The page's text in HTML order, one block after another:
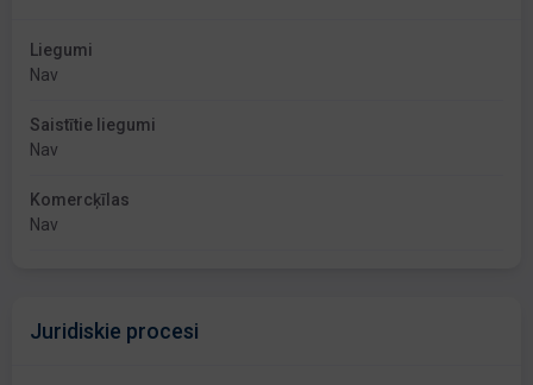
Liegumi
Nav
Saistītie liegumi
Nav
Komercķīlas
Nav
Juridiskie procesi